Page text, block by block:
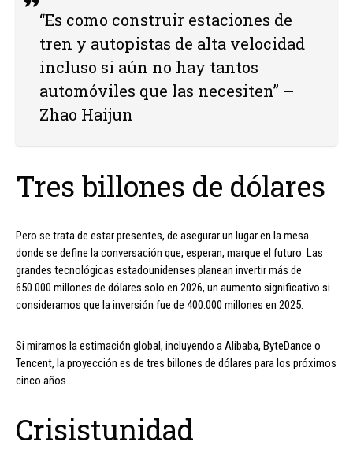
“Es como construir estaciones de
tren y autopistas de alta velocidad
incluso si aún no hay tantos
automóviles que las necesiten” –
Zhao Haijun
Tres billones de dólares
Pero se trata de estar presentes, de asegurar un lugar en la mesa
donde se define la conversación que, esperan, marque el futuro. Las
grandes tecnológicas estadounidenses planean invertir más de
650.000 millones de dólares solo en 2026, un aumento significativo si
consideramos que la inversión fue de 400.000 millones en 2025.
Si miramos la estimación global, incluyendo a Alibaba, ByteDance o
Tencent, la proyección es de tres billones de dólares para los próximos
cinco años.
Crisistunidad